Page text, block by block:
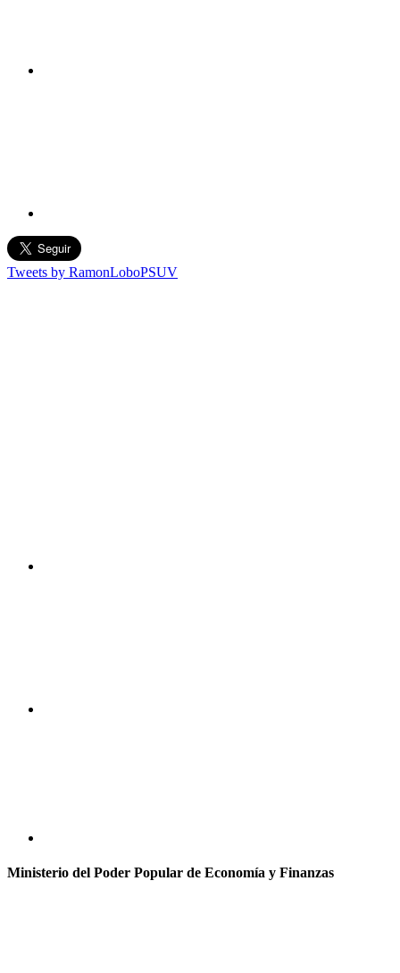
Tweets by RamonLoboPSUV
Ministerio del Poder Popular de Economía y Finanzas